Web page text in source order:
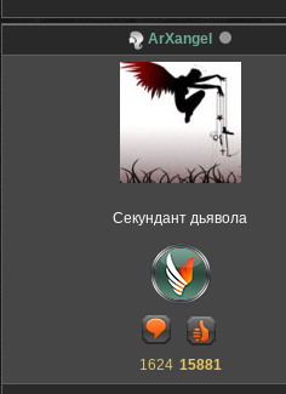
ArXangel
Секундант дьявола
1624 15881